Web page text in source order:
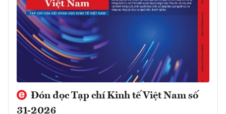
Đón đọc Tạp chí Kinh tế Việt Nam số
31-2026